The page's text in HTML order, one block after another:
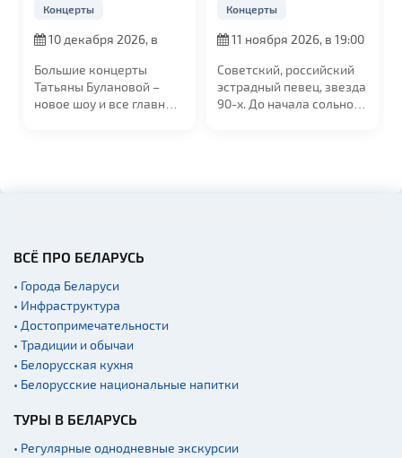
Концерты
10 декабря 2026, в
Большие концерты
Татьяны Булановой –
новое шоу и все главные
Концерты
11 ноября 2026, в 19:00
Советский, российский
эстрадный певец, звезда
90-х. До начала сольной
ВСЁ ПРО БЕЛАРУСЬ
• Города Беларуси
• Инфраструктура
• Достопримечательности
• Традиции и обычаи
• Белорусская кухня
• Белорусские национальные напитки
ТУРЫ В БЕЛАРУСЬ
• Регулярные однодневные экскурсии